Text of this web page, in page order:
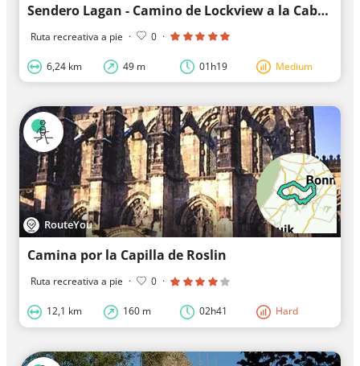
Sendero Lagan - Camino de Lockview a la Cabaña del Guardacostas
Ruta recreativa a pie · 0 ·
6,24 km 49 m 01h19 Medium
RouteYou
Camina por la Capilla de Roslin
Ruta recreativa a pie · 0 ·
12,1 km 160 m 02h41 Hard